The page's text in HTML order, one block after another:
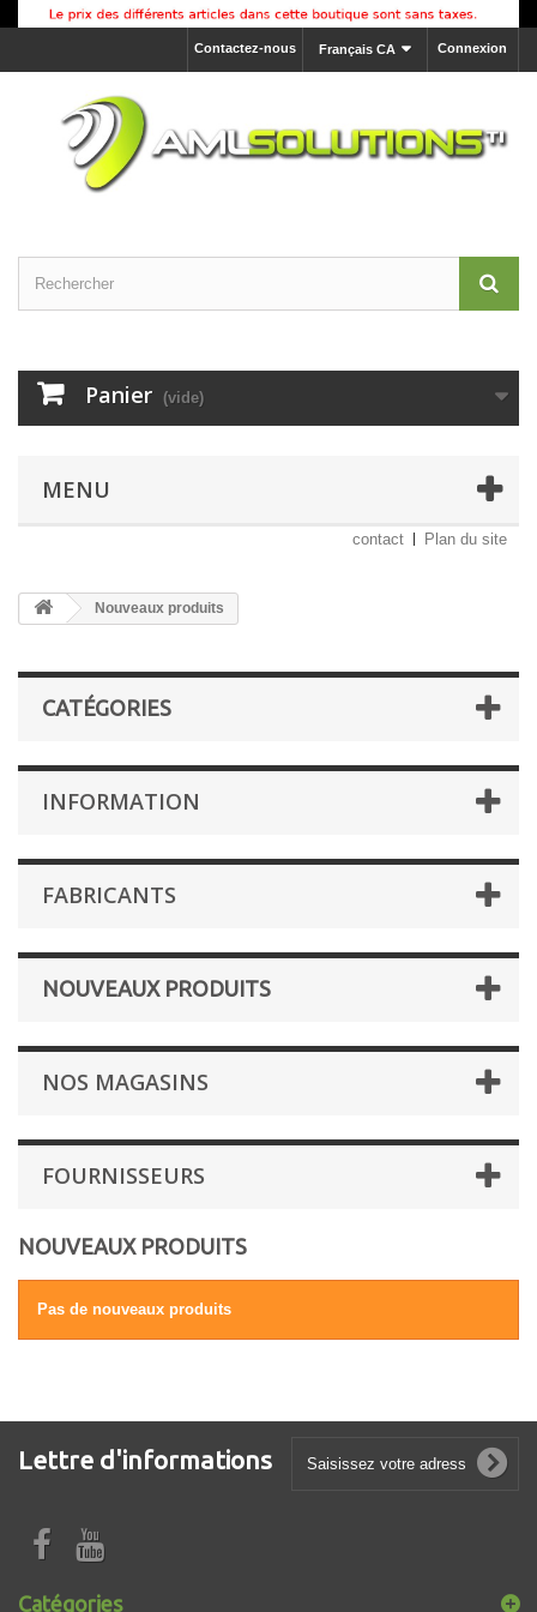
Connexion
Français CA
Contactez-nous
Panier (vide)
MENU
contact Plan du site
Nouveaux produits
CATÉGORIES
INFORMATION
FABRICANTS
NOUVEAUX PRODUITS
NOS MAGASINS
FOURNISSEURS
NOUVEAUX PRODUITS
Pas de nouveaux produits
Lettre d'informations
Catégories